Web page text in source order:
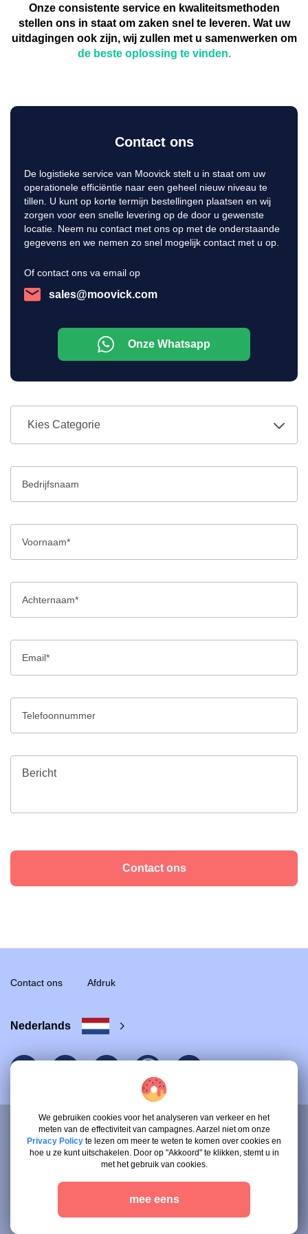
Onze consistente service en kwaliteitsmethoden
stellen ons in staat om zaken snel te leveren. Wat uw
uitdagingen ook zijn, wij zullen met u samenwerken om
de beste oplossing te vinden.
Contact ons
De logistieke service van Moovick stelt u in staat om uw
operationele efficiëntie naar een geheel nieuw niveau te
tillen. U kunt op korte termijn bestellingen plaatsen en wij
zorgen voor een snelle levering op de door u gewenste
locatie. Neem nu contact met ons op met de onderstaande
gegevens en we nemen zo snel mogelijk contact met u op.
Of contact ons va email op
sales@moovick.com
Onze Whatsapp
Kies Categorie
Contact ons
Contact ons Afdruk
Nederlands
© 2026 Ethos UG .
Alle rechten voorbehouden.
Algemene voorwaarden voor dienstverleners
We gebruiken cookies voor het analyseren van verkeer en het
meten van de effectiviteit van campagnes. Aarzel niet om onze
Privacy Policy te lezen om meer te weten te komen over cookies en
hoe u ze kunt uitschakelen. Door op "Akkoord" te klikken, stemt u in
met het gebruik van cookies.
mee eens